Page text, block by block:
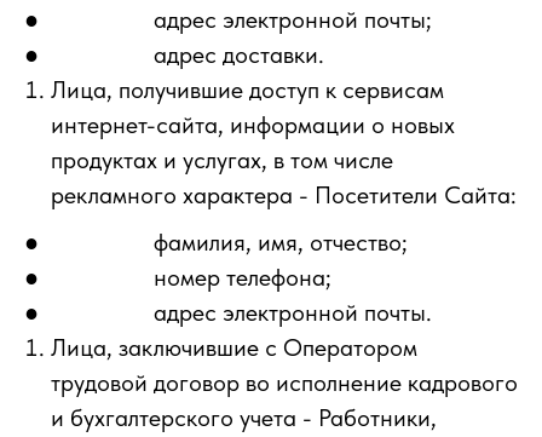
● адрес электронной почты;
● адрес доставки.
Лица, получившие доступ к сервисам
интернет-сайта, информации о новых
продуктах и услугах, в том числе
рекламного характера - Посетители Сайта:
● фамилия, имя, отчество;
● номер телефона;
● адрес электронной почты.
Лица, заключившие с Оператором
трудовой договор во исполнение кадрового
и бухгалтерского учета - Работники,